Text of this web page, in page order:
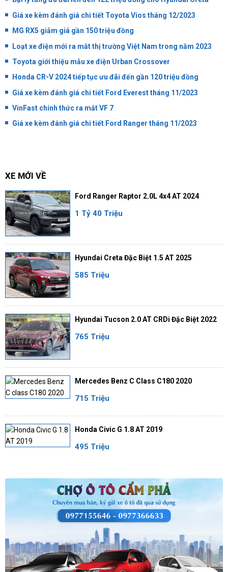
Giá xe kèm đánh giá chi tiết Toyota Vios tháng 12/2023
MG RX5 giảm giá gần 150 triệu đồng
Loạt xe điện mới ra mắt thị trường Việt Nam trong năm 2023
Toyota giới thiệu mẫu xe điện Urban Crossover
Honda CR-V 2024 tiếp tục ưu đãi đến gần 120 triệu đồng
Giá xe kèm đánh giá chi tiết Ford Everest tháng 11/2023
VinFast chính thức ra mắt VF 7
Giá xe kèm đánh giá chi tiết Ford Ranger tháng 11/2023
XE MỚI VỀ
Ford Ranger Raptor 2.0L 4x4 AT 2024
1 Tỷ 40 Triệu
Hyundai Creta Đặc Biệt 1.5 AT 2025
585 Triệu
Hyundai Tucson 2.0 AT CRDi Đặc Biệt 2022
765 Triệu
Mercedes Benz C Class C180 2020
715 Triệu
Honda Civic G 1.8 AT 2019
495 Triệu